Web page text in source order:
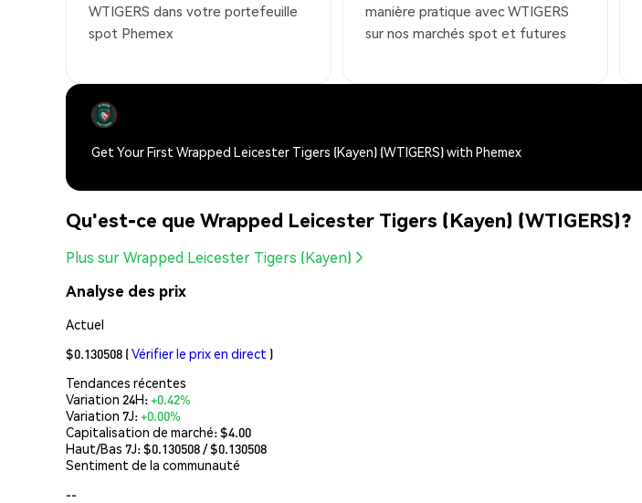
WTIGERS dans votre portefeuille
spot Phemex
manière pratique avec WTIGERS
sur nos marchés spot et futures
Get Your First Wrapped Leicester Tigers (Kayen) (WTIGERS) with Phemex
Qu'est-ce que Wrapped Leicester Tigers (Kayen) (WTIGERS)?
Plus sur Wrapped Leicester Tigers (Kayen)
Analyse des prix
Actuel
$0.130508 (Vérifier le prix en direct )
Tendances récentes
Variation 24H:+0.42%
Variation 7J:+0.00%
Capitalisation de marché:$4.00
Haut/Bas 7J: $0.130508/ $0.130508
Sentiment de la communauté
--